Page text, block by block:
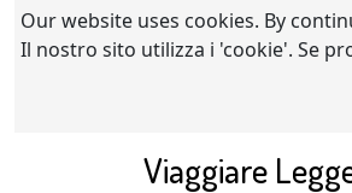
Our website uses cookies. By
Il nostro sito utilizza i 'cookie'. Se
Viaggiare